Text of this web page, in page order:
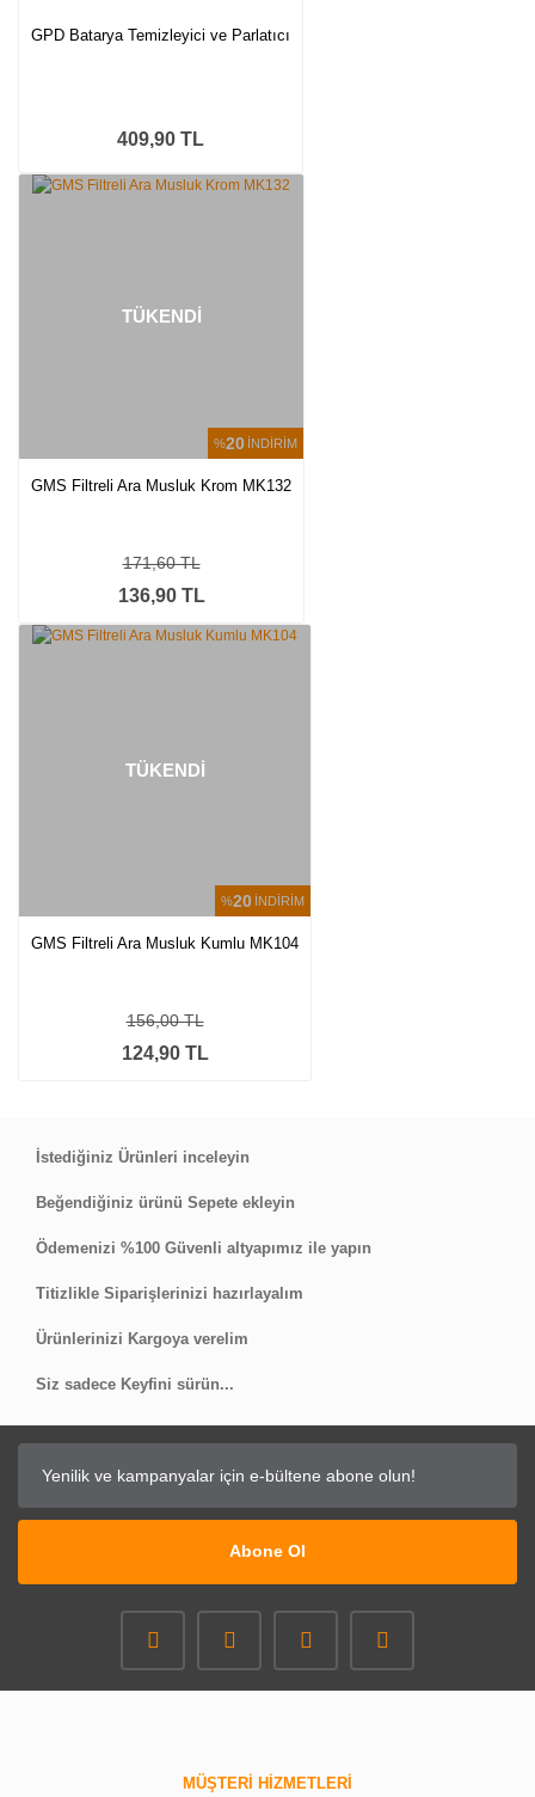
GPD Batarya Temizleyici ve Parlatıcı
409,90 TL
%20 İNDİRİM
TÜKENDİ
GMS Filtreli Ara Musluk Krom MK132
136,90 TL
171,60 TL
%20 İNDİRİM
TÜKENDİ
GMS Filtreli Ara Musluk Kumlu MK104
124,90 TL
156,00 TL
İstediğiniz Ürünleri inceleyin
Beğendiğiniz ürünü Sepete ekleyin
Ödemenizi %100 Güvenli altyapımız ile yapın
Titizlikle Siparişlerinizi hazırlayalım
Ürünlerinizi Kargoya verelim
Siz sadece Keyfini sürün...
Abone Ol
MÜŞTERİ HİZMETLERİ